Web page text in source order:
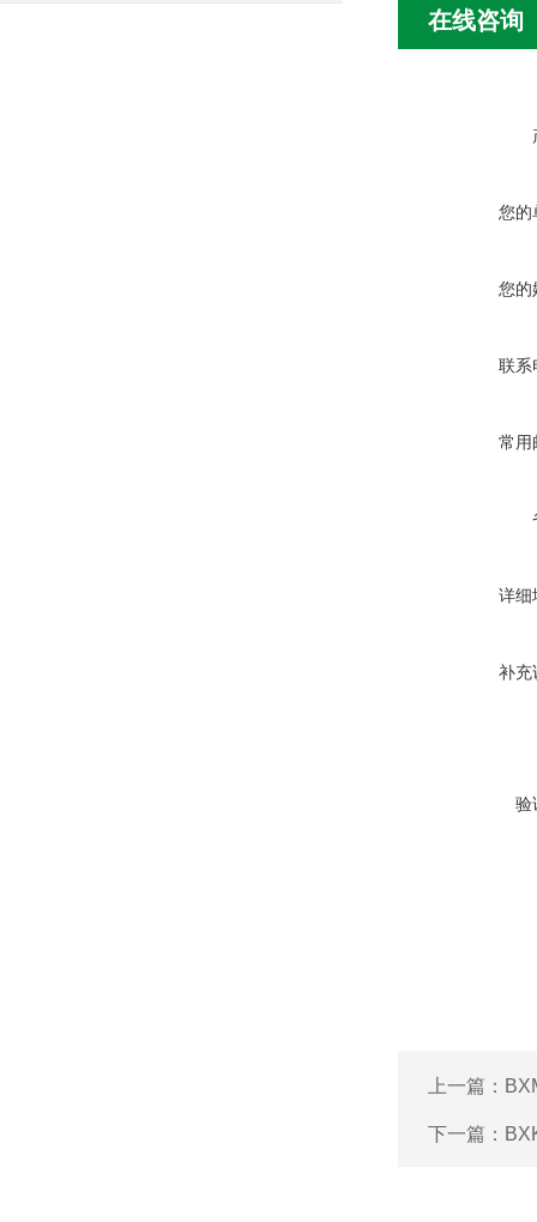
在线咨询
您的
您的
联系
常用
详细
补充
验
上一篇：
下一篇：